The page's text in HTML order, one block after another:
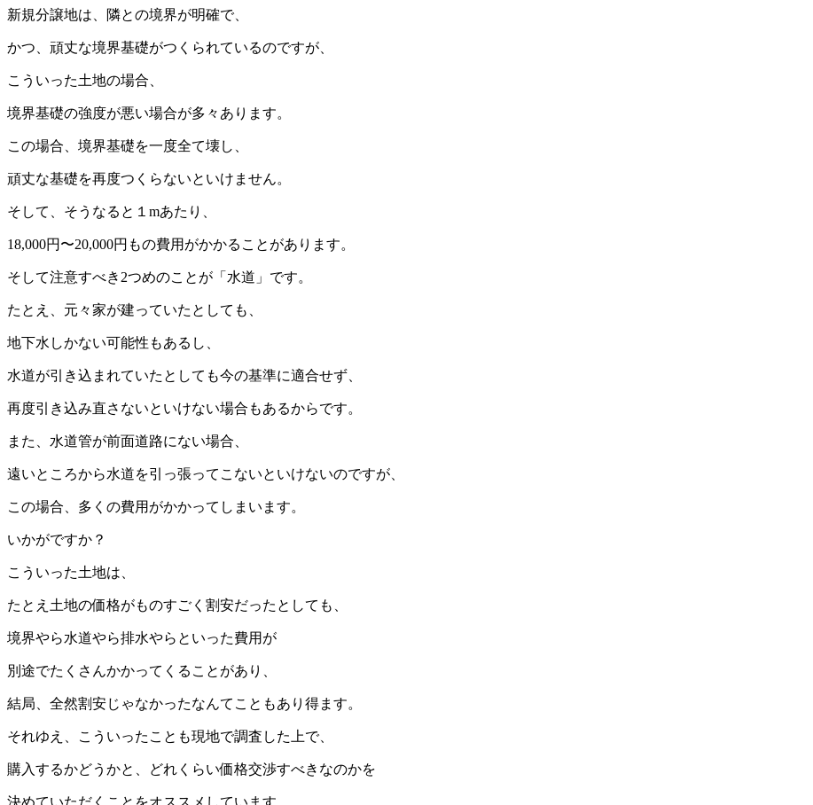
新規分譲地は、隣との境界が明確で、
かつ、頑丈な境界基礎がつくられているのですが、
こういった土地の場合、
境界基礎の強度が悪い場合が多々あります。
この場合、境界基礎を一度全て壊し、
頑丈な基礎を再度つくらないといけません。
そして、そうなると１mあたり、
18,000円〜20,000円もの費用がかかることがあります。
そして注意すべき2つめのことが「水道」です。
たとえ、元々家が建っていたとしても、
地下水しかない可能性もあるし、
水道が引き込まれていたとしても今の基準に適合せず、
再度引き込み直さないといけない場合もあるからです。
また、水道管が前面道路にない場合、
遠いところから水道を引っ張ってこないといけないのですが、
この場合、多くの費用がかかってしまいます。
いかがですか？
こういった土地は、
たとえ土地の価格がものすごく割安だったとしても、
境界やら水道やら排水やらといった費用が
別途でたくさんかかってくることがあり、
結局、全然割安じゃなかったなんてこともあり得ます。
それゆえ、こういったことも現地で調査した上で、
購入するかどうかと、どれくらい価格交渉すべきなのかを
決めていただくことをオススメしています。